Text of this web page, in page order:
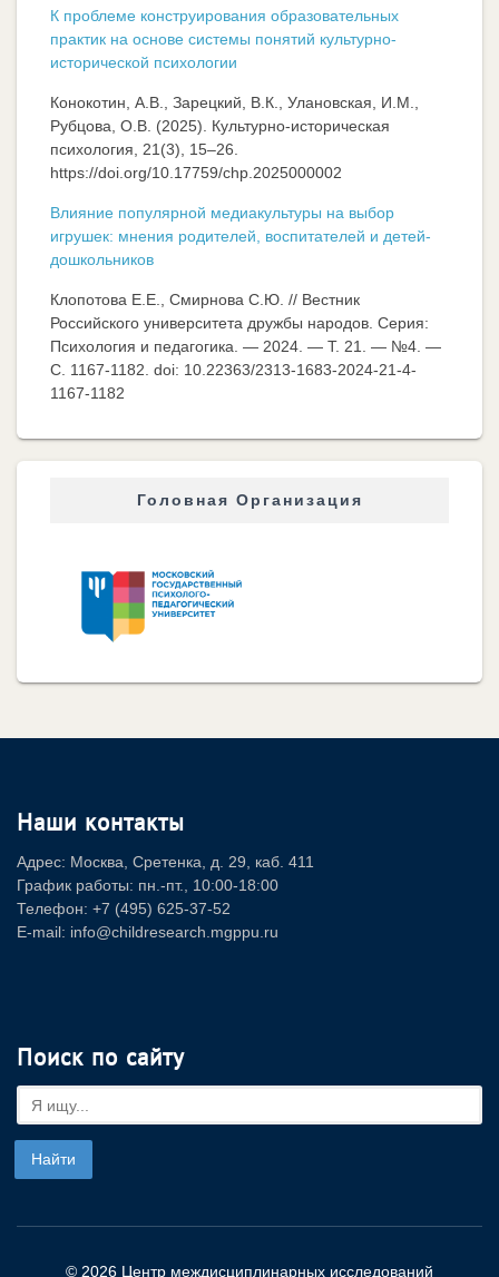
К проблеме конструирования образовательных
практик на основе системы понятий культурно-
исторической психологии
Конокотин, А.В., Зарецкий, В.К., Улановская, И.М.,
Рубцова, О.В. (2025). Культурно-историческая
психология, 21(3), 15–26.
https://doi.org/10.17759/chp.2025000002
Влияние популярной медиакультуры на выбор
игрушек: мнения родителей, воспитателей и детей-
дошкольников
Клопотова Е.Е., Смирнова С.Ю. // Вестник
Российского университета дружбы народов. Серия:
Психология и педагогика. — 2024. — Т. 21. — №4. —
C. 1167-1182. doi: 10.22363/2313-1683-2024-21-4-
1167-1182
Головная Организация
Наши контакты
Адрес: Москва, Сретенка, д. 29, каб. 411
График работы: пн.-пт., 10:00-18:00
Телефон: +7 (495) 625-37-52
E-mail: info@childresearch.mgppu.ru
Поиск по сайту
© 2026 Центр междисциплинарных исследований